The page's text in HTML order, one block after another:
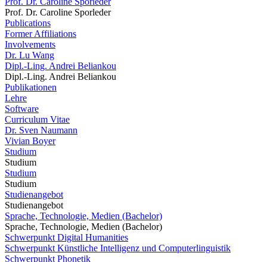
Prof. Dr. Caroline Sporleder
Publications
Former Affiliations
Involvements
Dr. Lu Wang
Dipl.-Ling. Andrei Beliankou
Dipl.-Ling. Andrei Beliankou
Publikationen
Lehre
Software
Curriculum Vitae
Dr. Sven Naumann
Vivian Boyer
Studium
Studium
Studium
Studium
Studienangebot
Studienangebot
Sprache, Technologie, Medien (Bachelor)
Sprache, Technologie, Medien (Bachelor)
Schwerpunkt Digital Humanities
Schwerpunkt Künstliche Intelligenz und Computerlinguistik
Schwerpunkt Phonetik